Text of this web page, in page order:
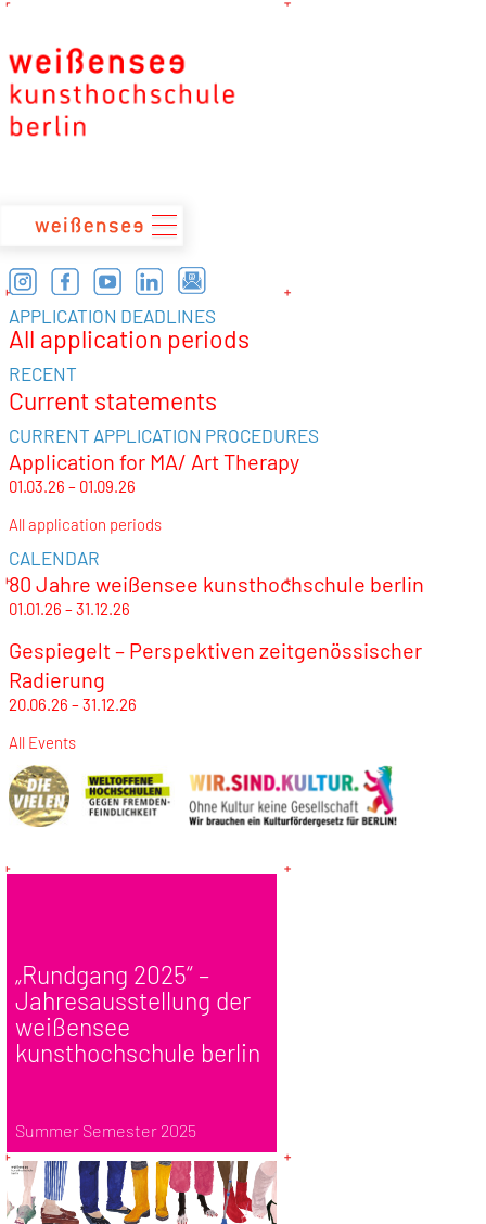
zum
„Rundgang 2025“ –
Jahresausstellung der
weißensee
kunsthochschule berlin
Summer Semester 2025
APPLICATION DEADLINES
All application periods
RECENT
Current statements
CURRENT APPLICATION PROCEDURES
Application for MA/ Art Therapy
01.03.26 – 01.09.26
All application periods
CALENDAR
80 Jahre weißensee kunsthochschule berlin
01.01.26 – 31.12.26
Gespiegelt – Perspektiven zeitgenössischer
Radierung
20.06.26 – 31.12.26
All Events